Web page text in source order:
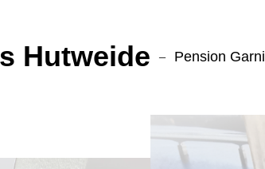
Hutweide – Pension Garni